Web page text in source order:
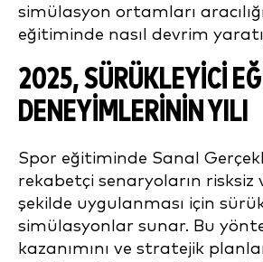
simülasyon ortamları
eğitiminde nasıl devrim
2025, SÜRÜKLEYICI
DENEYIMLERININ YILI
Spor eğitiminde Sanal
rekabetçi senaryoların risksiz
şekilde uygulanması için
simülasyonlar sunar. Bu
kazanımını ve stratejik